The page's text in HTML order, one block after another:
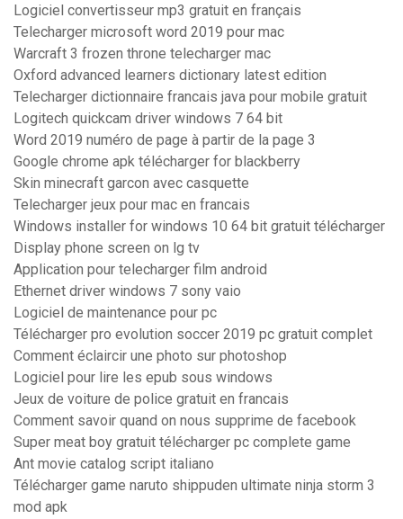
Logiciel convertisseur mp3 gratuit en français
Telecharger microsoft word 2019 pour mac
Warcraft 3 frozen throne telecharger mac
Oxford advanced learners dictionary latest edition
Telecharger dictionnaire francais java pour mobile gratuit
Logitech quickcam driver windows 7 64 bit
Word 2019 numéro de page à partir de la page 3
Google chrome apk télécharger for blackberry
Skin minecraft garcon avec casquette
Telecharger jeux pour mac en francais
Windows installer for windows 10 64 bit gratuit télécharger
Display phone screen on lg tv
Application pour telecharger film android
Ethernet driver windows 7 sony vaio
Logiciel de maintenance pour pc
Télécharger pro evolution soccer 2019 pc gratuit complet
Comment éclaircir une photo sur photoshop
Logiciel pour lire les epub sous windows
Jeux de voiture de police gratuit en francais
Comment savoir quand on nous supprime de facebook
Super meat boy gratuit télécharger pc complete game
Ant movie catalog script italiano
Télécharger game naruto shippuden ultimate ninja storm 3
mod apk